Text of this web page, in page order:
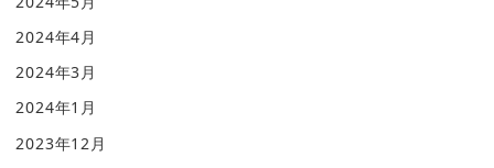
2024年4月
2024年3月
2024年1月
2023年12月